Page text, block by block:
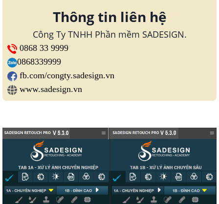
Thông tin liên hệ
Công Ty TNHH Phần mềm SADESIGN.
0868 33 9999
0868339999
fb.com/congty.sadesign.vn
www.sadesign.vn